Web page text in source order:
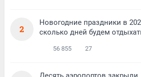
2
Новогодние праздники в
сколько дней будем
56 855 27